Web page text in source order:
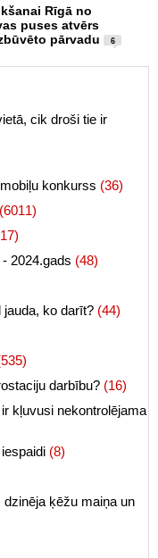
Rīgā no
puses atvērs
pārvadu
6
cik droši tie ir
konkurss (36)
(6011)
2024.gads (48)
jauda, ko darīt? (44)
darbību? (16)
kļuvusi nekontrolējama
(8)
ķēžu maiņa un